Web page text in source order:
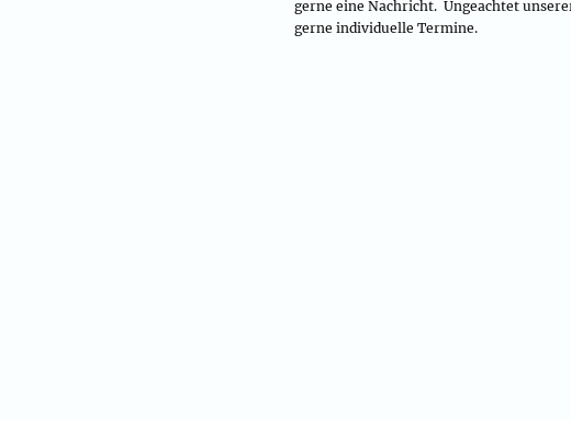
gerne eine Nachricht. Ungeachtet
gerne individuelle Termine.